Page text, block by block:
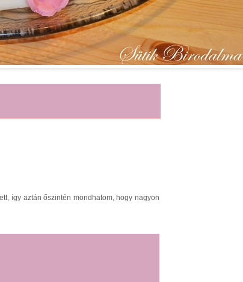
így aztán őszintén mondhatom, hogy nagyon